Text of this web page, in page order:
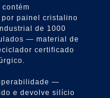
por painel cristalino
de 1000
— material de
certificado
—
e devolve silício